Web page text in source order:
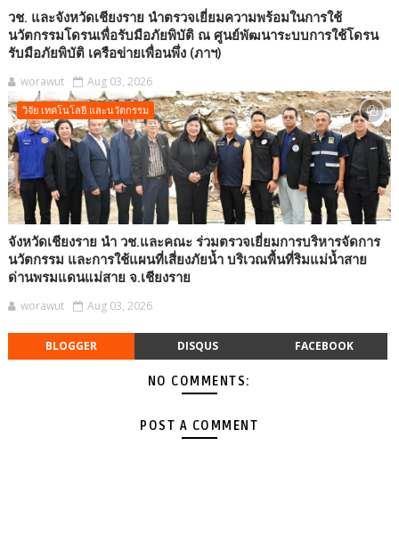
วช. และจังหวัดเชียงราย นำตรวจเยี่ยมความพร้อมในการใช้
นวัตกรรมโดรนเพื่อรับมือภัยพิบัติ ณ ศูนย์พัฒนาระบบการใช้โดรน
รับมือภัยพิบัติ เครือข่ายเพื่อนพึ่ง (ภาฯ)
worawut Aug 03, 2026
วิจัย เทคโนโลยี และนวัตกรรม
จังหวัดเชียงราย นำ วช.และคณะ ร่วมตรวจเยี่ยมการบริหารจัดการ
นวัตกรรม และการใช้แผนที่เสี่ยงภัยน้ำ บริเวณพื้นที่ริมแม่น้ำสาย
ด่านพรมแดนแม่สาย จ.เชียงราย
worawut Aug 03, 2026
BLOGGER DISQUS FACEBOOK
NO COMMENTS:
POST A COMMENT